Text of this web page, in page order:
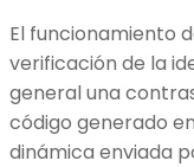
El funcionamiento
verificación de la
general una
código generado
dinámica enviada